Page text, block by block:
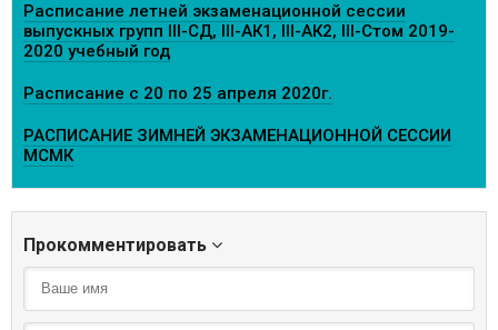
Расписание летней экзаменационной сессии
выпускных групп III-СД, III-АК1, III-АК2, III-Стом 2019-
2020 учебный год
Расписание с 20 по 25 апреля 2020г.
РАСПИСАНИЕ ЗИМНЕЙ ЭКЗАМЕНАЦИОННОЙ СЕССИИ
МСМК
Прокомментировать